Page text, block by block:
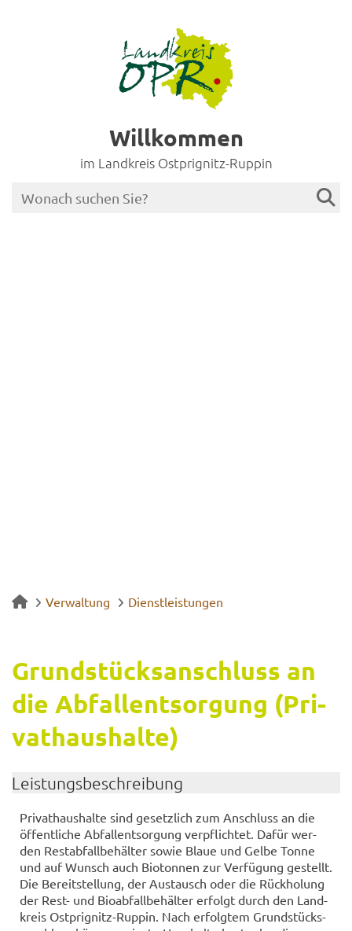
Willkommen
im Landkreis Ostprignitz-Ruppin
Verwaltung Dienstleistungen
Grund­stücks­an­schluss an
die Ab­fall­ent­sor­gung (Pri­
vat­haus­hal­te)
Leis­tungs­be­schrei­bung
Pri­vat­haus­hal­te sind ge­setz­lich zum An­schluss an die
öf­fent­li­che Ab­fall­ent­sor­gung ver­pflich­tet. Dafür wer­
den Re­st­ab­fall­be­häl­ter sowie Blaue und Gelbe Tonne
und auf Wunsch auch Bio­ton­nen zur Ver­fü­gung ge­stellt.
Die Be­reit­stel­lung, der Aus­tausch oder die Rück­ho­lung
der Rest- und Bio­ab­fall­be­häl­ter er­folgt durch den Land­
kreis Ostprignitz-​Ruppin. Nach er­folg­tem Grund­stücks­